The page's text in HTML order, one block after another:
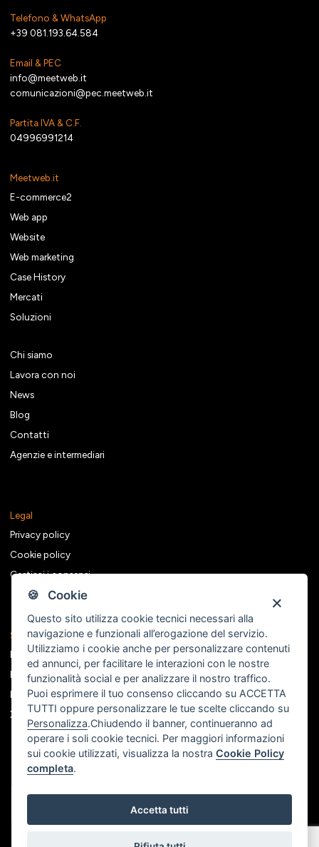
🍪 Cookie
Questo sito utilizza cookie tecnici necessari alla
navigazione e funzionali all’erogazione del servizio.
Utilizziamo i cookie anche per personalizzare contenuti
ed annunci, per facilitare le interazioni con le nostre
funzionalità social e per analizzare il nostro traffico.
Puoi esprimere il tuo consenso cliccando su ACCETTA
TUTTI oppure personalizzare le tue scelte cliccando su
Personalizza.Chiudendo il banner, continueranno ad
operare i soli cookie tecnici. Per maggiori informazioni
sui cookie utilizzati, visualizza la nostraCookie Policy
completa.
Accetta tutti
Telefono & WhatsApp
+39 081.193.64.584
Email & PEC
info@meetweb.it
comunicazioni@pec.meetweb.it
Partita IVA & C.F.
04996991214
Meetweb.it
E-commerce2
Web app
Website
Web marketing
Case History
Mercati
Soluzioni
Chi siamo
Lavora con noi
News
Blog
Contatti
Agenzie e intermediari
Legal
Privacy policy
Cookie policy
Gestisci i consensi
Seguici sui social
Facebook
Instagram
Linkedin
X